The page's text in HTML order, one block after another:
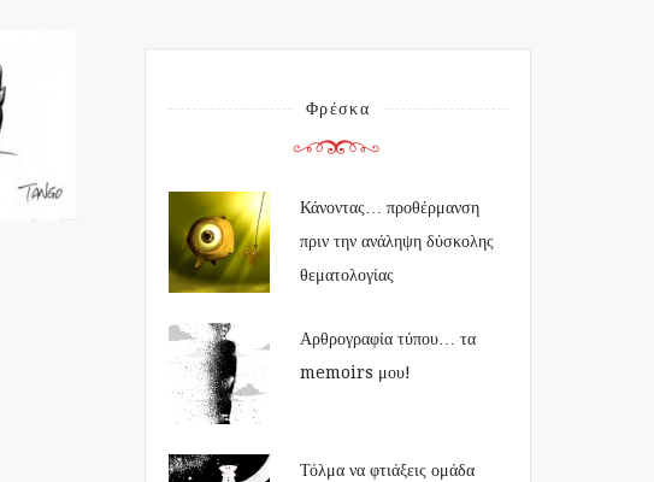
Φρέσκα
Κάνοντας… προθέρμανση
πριν την ανάληψη δύσκολης
θεματολογίας
Αρθρογραφία τύπου… τα
memoirs μου!
Τόλμα να φτιάξεις ομάδα